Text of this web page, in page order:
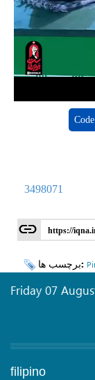
3498071
https://
برچسب ها:
Friday 07
filipino